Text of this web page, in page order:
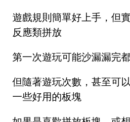
遊戲規則簡單好上手，但
反應類拼放
第一次遊玩可能沙漏漏完
但隨著遊玩次數，甚至可
一些好用的板塊